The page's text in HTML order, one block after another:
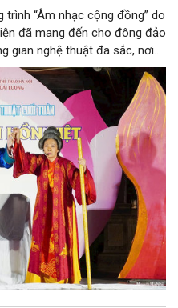
“Âm nhạc cộng đồng” do
đã mang đến cho đông đảo
gian nghệ thuật đa sắc, nơi
cổ và các tiết mục múa
đi bộ hồ Hoàn Kiếm. Đặc
các nghệ sĩ đến từ
gặp gỡ nghệ thuật giàu